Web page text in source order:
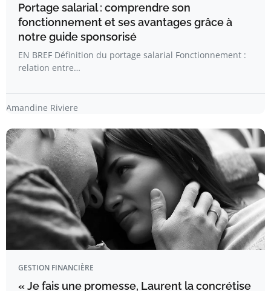
Portage salarial : comprendre son
fonctionnement et ses avantages grâce à
notre guide sponsorisé
EN BREF Définition du portage salarial Fonctionnement :
relation entre…
Amandine Riviere
GESTION FINANCIÈRE
« Je fais une promesse, Laurent la concrétise